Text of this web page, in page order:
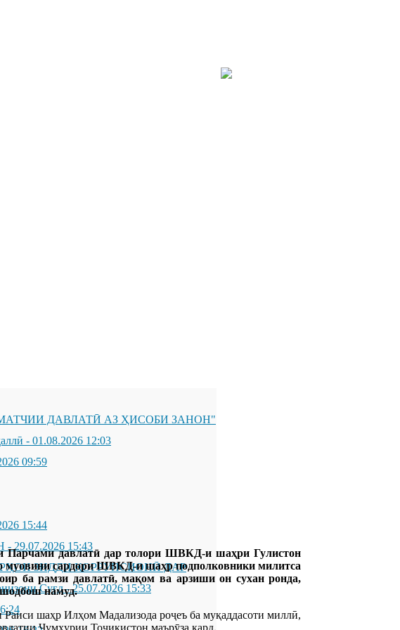
ДАВЛАТӢ АЗ ҲИСОБИ ЗАНОН"
- 01.08.2026 12:03
09:59
15:44
- 29.07.2026 15:43
ЗИДДИ КОРРУПСИОНӢ ДАР
Суғд-25.07.2026 15:33
Парчами давлатӣ дар толори ШВКД-и шаҳри Гулистон
муовини сардори ШВКД-и шаҳр подполковники милитса
ба рамзи давлатӣ, мақом ва арзиши он сухан ронда,
намуд.
шаҳр Илҳом Мадализода роҷеъ ба муқаддасоти миллӣ,
Ҷумҳурии Тоҷикистон маърӯза кард.